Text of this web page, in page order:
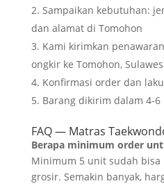
Sampaikan kebutuhan:
dan alamat di Tomohon
Kami kirimkan
ongkir ke Tomohon,
Konfirmasi order dan
Barang dikirim dalam 4-6
FAQ — Matras
Berapa minimum order
Minimum 5 unit sudah bisa
grosir. Semakin banyak,